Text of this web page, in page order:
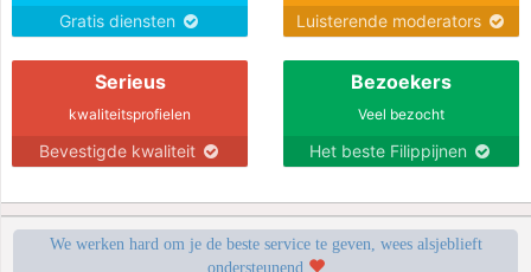
Gratis diensten Luisterende moderators
Serieus
kwaliteitsprofielen
Bevestigde kwaliteit
Bezoekers
Veel bezocht
Het beste Filippijnen
We werken hard om je de beste service te geven, wees alsjeblieft
ondersteunend